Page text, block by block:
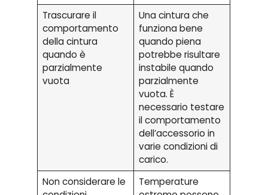
Trascurare il
comportamento
della cintura
quando è
parzialmente
vuota
Una cintura che
funziona bene
quando piena
potrebbe risultare
instabile quando
parzialmente
vuota. È
necessario testare
il comportamento
dell’accessorio in
varie condizioni di
carico.
Non considerare le
Temperature